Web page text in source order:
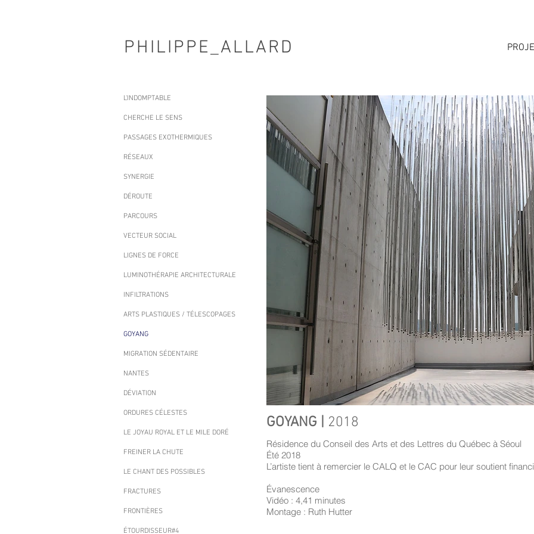
PHILIPPE_ALLARD
L'INDOMPTABLE
CHERCHE LE SENS
PASSAGES EXOTHERMIQUES
RÉSEAUX
SYNERGIE
DÉROUTE
PARCOURS
VECTEUR SOCIAL
LIGNES DE FORCE
LUMINOTHÉRAPIE ARCHITECTURALE
INFILTRATIONS
ARTS PLASTIQUES / TÉLESCOPAGES
GOYANG
MIGRATION SÉDENTAIRE
NANTES
DÉVIATION
ORDURES CÉLESTES
LE JOYAU ROYAL ET LE MILE DORÉ
FREINER LA CHUTE
LE CHANT DES POSSIBLES
FRACTURES
FRONTIÈRES
ÉTOURDISSEUR#4
GOYANG | 2018
Résidence du Conseil des Arts et des Lettres du Québec à Séoul
Été 2018
L’artiste tient à remercier le CALQ et le CAC pour leur soutient
Évanescence
Vidéo : 4,41 minutes
Montage : Ruth Hutter